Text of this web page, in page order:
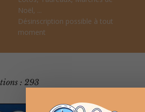
Noël, ...
Désinscription possible à tout
moment
: 293